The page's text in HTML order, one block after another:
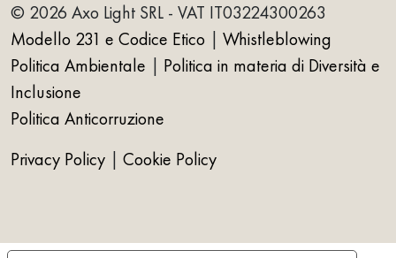
© 2026 Axo Light SRL - VAT IT03224300263
Modello 231 e Codice Etico
Whistleblowing
Politica Ambientale
Politica in materia di Diversità e
Inclusione
Politica Anticorruzione
Privacy Policy
Cookie Policy